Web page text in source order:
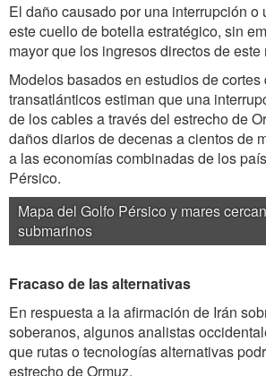
El daño causado por una interrupción o
este cuello de botella estratégico, sin
mayor que los ingresos directos de este
Modelos basados en estudios de cortes
transatlánticos estiman que una
de los cables a través del estrecho de
daños diarios de decenas a cientos de
a las economías combinadas de los
Pérsico.
Mapa del Golfo Pérsico y mares
submarinos
Fracaso de las alternativas
En respuesta a la afirmación de Irán
soberanos, algunos analistas
que rutas o tecnologías alternativas
estrecho de Ormuz.